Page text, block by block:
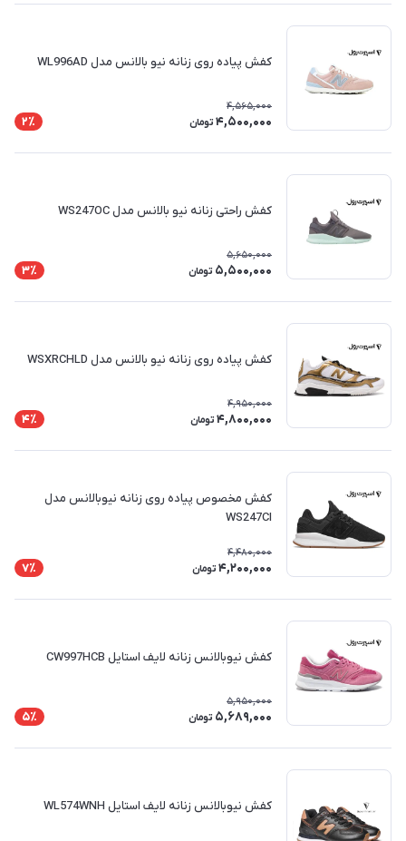
کفش پیاده روی زنانه نیو بالانس مدل WL996AD
4,565,000
4,500,000 تومان 2٪
کفش راحتی زنانه نیو بالانس مدل WS247OC
5,650,000
5,500,000 تومان 3٪
کفش پیاده روی زنانه نیو بالانس مدل WSXRCHLD
4,950,000
4,800,000 تومان 4٪
کفش مخصوص پیاده روی زنانه نیوبالانس مدل
WS247CI
4,480,000
4,200,000 تومان 7٪
کفش نیوبالانس زنانه لایف استایل CW997HCB
5,950,000
5,689,000 تومان 5٪
کفش نیوبالانس زنانه لایف استایل WL574WNH